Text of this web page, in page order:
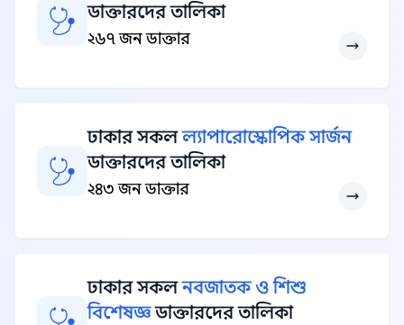
ডাক্তারদের তালিকা
২৬৭ জন ডাক্তার
ঢাকার সকলল্যাপারোস্কোপিক সার্জন
ডাক্তারদের তালিকা
২৪৩ জন ডাক্তার
ঢাকার সকলনবজাতক ও শিশু
বিশেষজ্ঞডাক্তারদের তালিকা